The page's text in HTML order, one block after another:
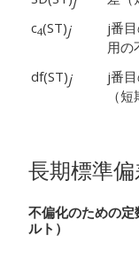
c4(ST)j
j番
用の
df(ST)j
j番
（短
長期標準
不偏化のための
ルト）